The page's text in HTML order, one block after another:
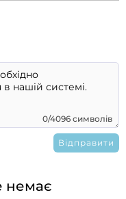
0/4096 символів
немає